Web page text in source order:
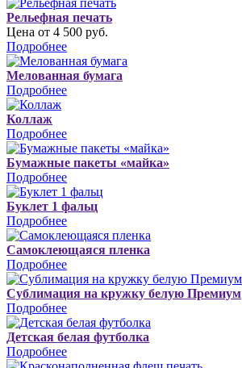
Рельефная печать
Цена от 4 500 руб.
Подробнее
Мелованная бумага
Подробнее
Коллаж
Подробнее
Бумажные пакеты «майка»
Подробнее
Буклет 1 фальц
Подробнее
Самоклеющаяся пленка
Подробнее
Сублимация на кружку белую Премиум
Подробнее
Детская белая футболка
Подробнее